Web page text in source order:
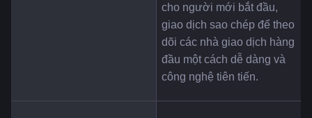
cho người mới bắt đầu,
giao dịch sao chép để theo
dõi các nhà giao dịch hàng
đầu một cách dễ dàng và
công nghệ tiên tiến.